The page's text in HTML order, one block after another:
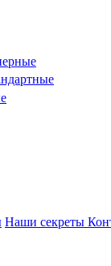
Наши секреты